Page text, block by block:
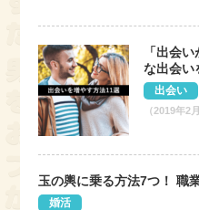
「出会
な出会い
出会い
（2019年2
玉の輿に乗る方法7つ！ 職
婚活